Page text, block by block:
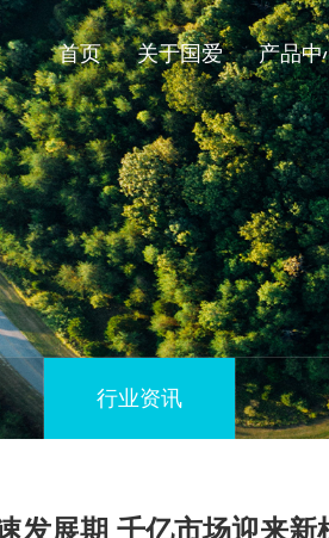
首页 关于国爱
关于国爱
国爱简介
国爱专利
国爱文化
产品中
产品中心
电火系列
热水系统
洗净系统
新闻资讯
国爱头条
行业资讯
招商加盟
加盟条件
加盟优势
加盟支持
渠道规划与终端模型
服务支持
预约安装
预约维修
服务政策
联系我们
联系客服
在线留言
关于国爱
国爱简介
国爱专利
国爱文化
产品
电火系
热水系
洗净系统
配套
行业资讯
发展期 千亿市场迎来新